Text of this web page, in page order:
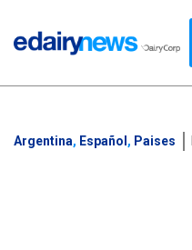
Argentina, Español , Paises